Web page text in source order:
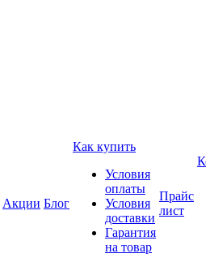
Акции Блог
Как купить
Условия
оплаты
Условия
доставки
Гарантия
на товар
Прайс
лист